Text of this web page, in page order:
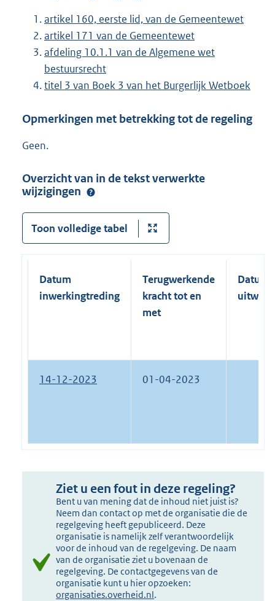
artikel 160, eerste lid, van de Gemeentewet
artikel 171 van de Gemeentewet
afdeling 10.1.1 van de Algemene wet
bestuursrecht
titel 3 van Boek 3 van het Burgerlijk Wetboek
Opmerkingen met betrekking tot de regeling
Geen.
Overzicht van in de tekst verwerkte
wijzigingen
Toon volledige tabel
Datum
inwerkingtreding
Terugwerkende
kracht tot en
met
Datum
14-12-2023 01-04-2023
Ziet u een fout in deze regeling?
Bent u van mening dat de inhoud niet juist is?
Neem dan contact op met de organisatie die de
regelgeving heeft gepubliceerd. Deze
organisatie is namelijk zelf verantwoordelijk
voor de inhoud van de regelgeving. De naam
van de organisatie ziet u bovenaan de
regelgeving. De contactgegevens van de
organisatie kunt u hier opzoeken:
organisaties.overheid.nl.